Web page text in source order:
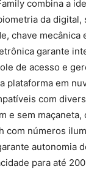
combina a
da digital,
chave mecânica
garante
de acesso e
plataforma em
com
e sem maçaneta,
com números
autonomia
para até